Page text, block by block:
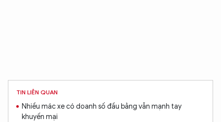
TIN LIÊN QUAN
Nhiều mác xe có doanh số đầu bảng vẫn mạnh tay
khuyến mại